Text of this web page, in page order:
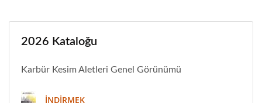
2026 Kataloğu
Karbür Kesim Aletleri Genel Görünümü
İNDIRMEK